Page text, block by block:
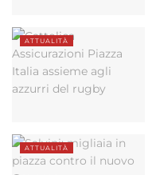
ATTUALITÀ
ATTUALITÀ